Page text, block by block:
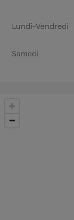
Lundi-Vendredi
Samedi